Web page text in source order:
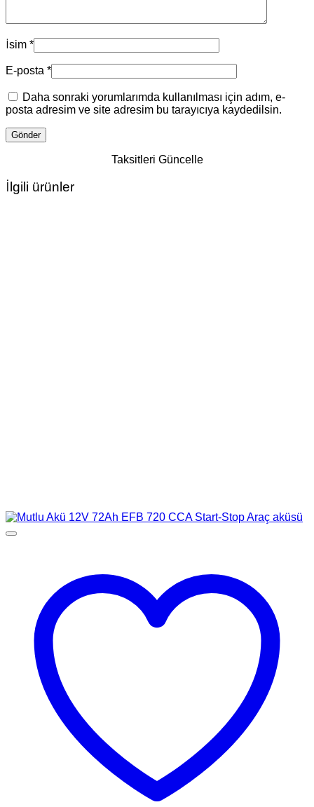
İsim *
E-posta *
Daha sonraki yorumlarımda kullanılması için adım, e-
posta adresim ve site adresim bu tarayıcıya kaydedilsin.
Taksitleri Güncelle
İlgili ürünler